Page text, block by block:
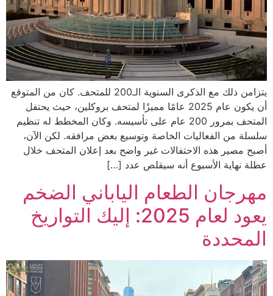
يتزامن ذلك مع الذكرى السنوية الـ200 للمتحف. كان من المتوقع
أن يكون عام 2025 عامًا مميزًا لمتحف بروكلين، حيث يحتفل
المتحف بمرور 200 عام على تأسيسه. وكان المخطط له تنظيم
سلسلة من الفعاليات الخاصة وتوسيع بعض مرافقه. لكن الآن،
أصبح مصير هذه الاحتفالات غير واضح بعد إعلان المتحف خلال
عطلة نهاية الأسبوع أنه سيقلص عدد […]
مهرجان الطعام الياباني الضخم
يعود لعام 2025: إليك التواريخ
المحددة